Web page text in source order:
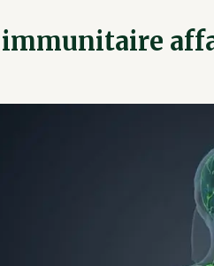
immunitaire